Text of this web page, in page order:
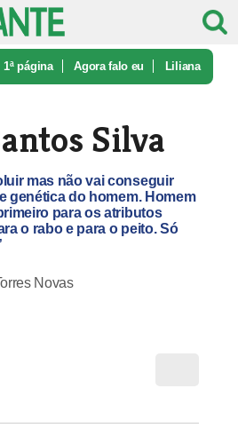
1ª página Agora falo eu Liliana
Silva
mas não vai conseguir
genética do homem. Homem
para os atributos
o rabo e para o peito. Só
Novas